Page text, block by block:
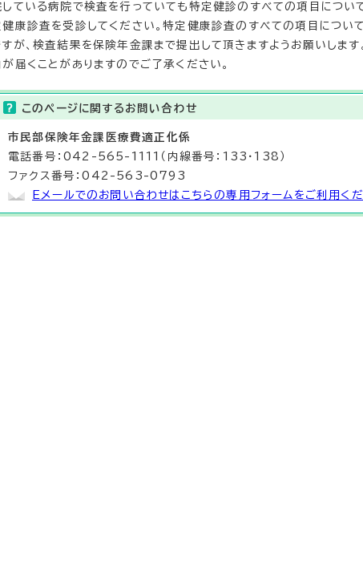
ている病院で検査を行っていても特定健診のすべての項目につい
康診査を受診してください。特定健康診査のすべての項目につい
が、検査結果を保険年金課まで提出して頂きますようお願いします
届くことがありますのでご了承ください。
このページに関する お問い合わせ
市民部保険年金課医療費適正化係
電話番号：042-565-1111（内線番号：133・138）
ファクス番号：042-563-0793
Eメールでのお問い合わせはこちらの専用フォームをご利用くだ